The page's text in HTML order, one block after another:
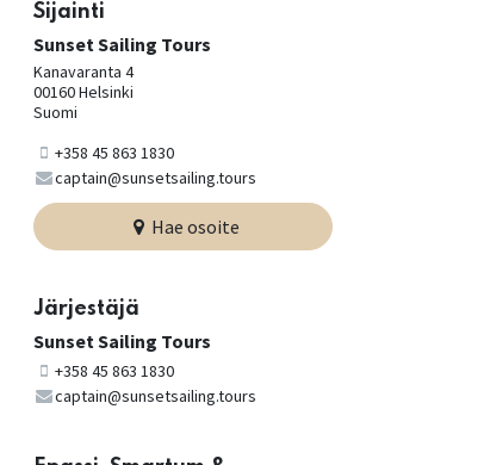
Sijainti
Sunset Sailing Tours
Kanavaranta 4
00160 Helsinki
Suomi
+358 45 863 1830
captain@sunsetsailing.tours
Hae osoite
Järjestäjä
Sunset Sailing Tours
+358 45 863 1830
captain@sunsetsailing.tours